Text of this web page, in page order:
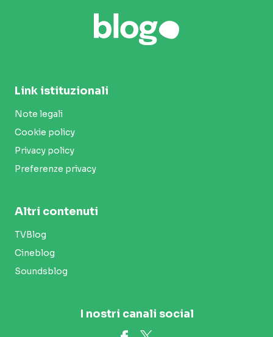
Link istituzionali
Note legali
Cookie policy
Privacy policy
Preferenze privacy
Altri contenuti
TVBlog
Cineblog
Soundsblog
I nostri canali social